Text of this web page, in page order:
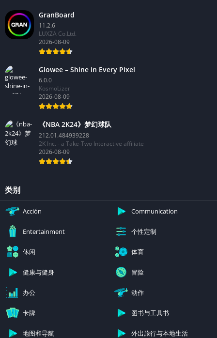
GranBoard
11.2.6
LUXZA Co.Ltd.
2026-08-09
Glowee – Shine in Every Pixel
6.0.0
KosmoLizer
2026-08-09
《NBA 2K24》梦幻球队
212.01.484939228
2K Inc. - a Take-Two Interactive affiliate
2026-08-09
类别
Acción Communication
Entertainment 个性定制
休闲 体育
健康与健身 冒险
办公 动作
卡牌 图书与工具书
地图和导航 外出旅行与本地生活